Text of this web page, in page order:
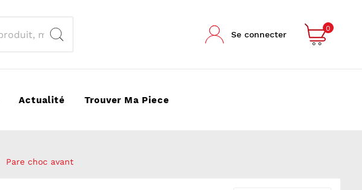
Se connecter
0
Actualité Trouver Ma Piece
Pare choc avant